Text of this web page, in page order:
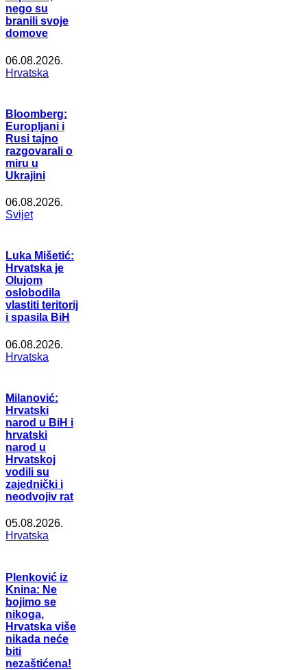
nego su
branili svoje
domove
06.08.2026.
Hrvatska
Bloomberg:
Europljani i
Rusi tajno
razgovarali o
miru u
Ukrajini
06.08.2026.
Svijet
Luka Mišetić:
Hrvatska je
Olujom
oslobodila
vlastiti teritorij
i spasila BiH
06.08.2026.
Hrvatska
Milanović:
Hrvatski
narod u BiH i
hrvatski
narod u
Hrvatskoj
vodili su
zajednički i
neodvojiv rat
05.08.2026.
Hrvatska
Plenković iz
Knina: Ne
bojimo se
nikoga,
Hrvatska više
nikada neće
biti
nezaštićena!